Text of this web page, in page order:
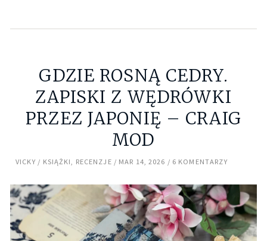
GDZIE ROSNĄ CEDRY.
ZAPISKI Z WĘDRÓWKI
PRZEZ JAPONIĘ – CRAIG
MOD
VICKY KSIĄŻKI, RECENZJE MAR 14, 2026 6 KOMENTARZY